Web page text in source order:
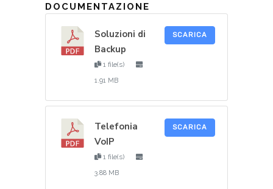
DOCUMENTAZIONE
Soluzioni di
Backup
1 file(s)
1.91 MB
SCARICA
Telefonia
VoIP
1 file(s)
3.88 MB
SCARICA